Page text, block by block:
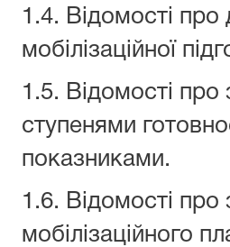
1.4. Відомості про
мобілізаційної
1.5. Відомості про
ступенями
показниками.
1.6. Відомості про
мобілізаційного